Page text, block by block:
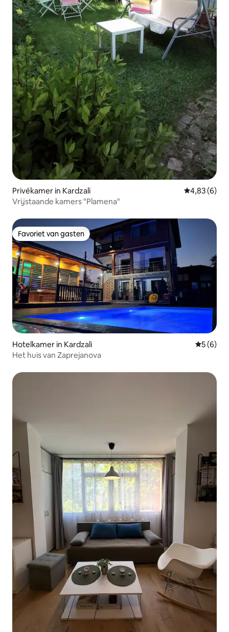
Privékamer in Kardzali Gemiddelde
4,83 (6)
Vrijstaande kamers "Plamena"
Favoriet van gasten
Favoriet van gasten
Hotelkamer in Kardzali
5 (6)
Het huis van Zaprejanova